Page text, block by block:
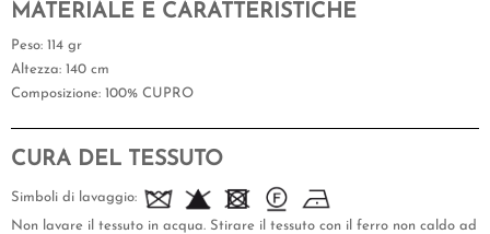
MATERIALE E CARATTERISTICHE
Peso: 114 gr
Altezza: 140 cm
Composizione: 100% CUPRO
CURA DEL TESSUTO
Simboli di lavaggio:
Non lavare il tessuto in acqua. Stirare il tessuto con il ferro non caldo ad